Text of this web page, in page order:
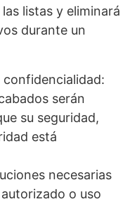
listas y eliminará
durante un
serán
su seguridad,
está
necesarias
o uso